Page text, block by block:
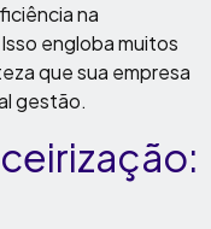
na
engloba muitos
que sua empresa
gestão.